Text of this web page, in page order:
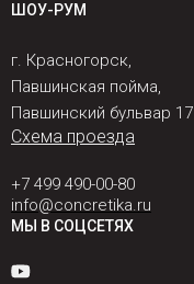
ШОУ-РУМ
г. Красногорск,
Павшинская пойма,
Павшинский бульвар 17
Схема проезда
+7 499 490-00-80
info@concretika.ru
МЫ В СОЦСЕТЯХ